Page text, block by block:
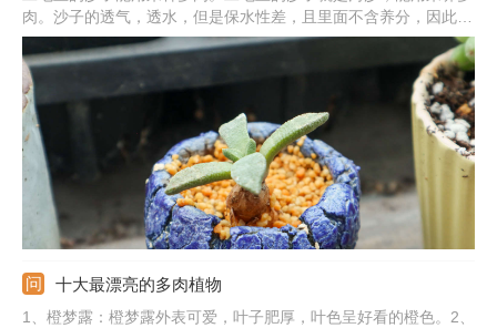
肉。沙子的透气，透水，但是保水性差，且里面不含养分，因此不
可用纯沙子。可在沙子中掺杂泥炭土、颗粒土，泥炭土中富含营
养，沙子和颗粒土可提高土壤的透气透水能力，从而可促使多肉植
物旺盛生长。
十大最漂亮的多肉植物
1、橙梦露：橙梦露外表可爱，叶子肥厚，叶色呈好看的橙色。2、